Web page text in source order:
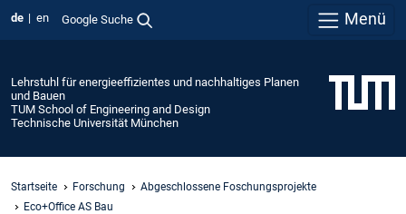
de en Google Suche Menü
Lehrstuhl für energieeffizientes und nachhaltiges Planen
und Bauen
TUM School of Engineering and Design
Technische Universität München
Startseite Forschung
Abgeschlossene Foschungsprojekte
Eco+Office AS Bau